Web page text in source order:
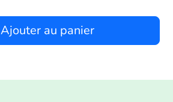
Ajouter au panier